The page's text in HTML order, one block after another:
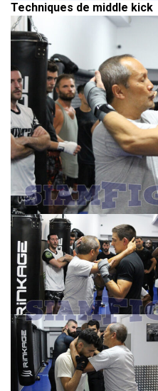
Techniques de middle kick